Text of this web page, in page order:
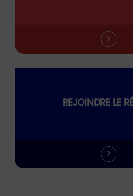
REJOINDRE LE